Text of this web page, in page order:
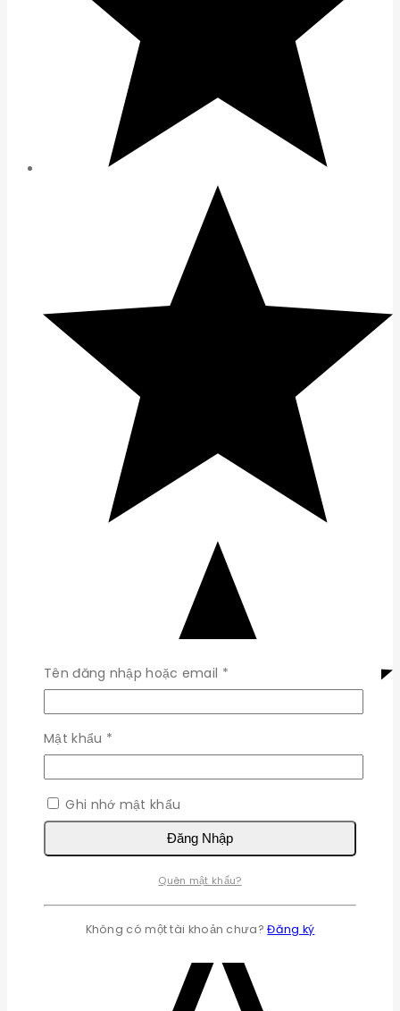
Tên đăng nhập hoặc email *Bắt
buộc
Mật khẩu *
buộc
Ghi nhớ mật khẩu
Đăng Nhập
Quên mật khẩu?
Không có một tài khoản chưa?Đăng ký